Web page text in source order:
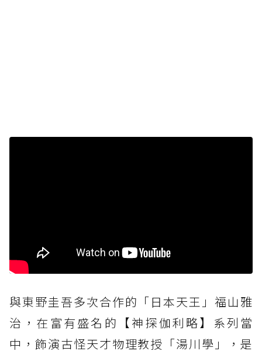
與東野圭吾多次合作的「日本天王」福山雅
治，在富有盛名的【神探伽利略】系列當
中，飾演古怪天才物理教授「湯川學」，是